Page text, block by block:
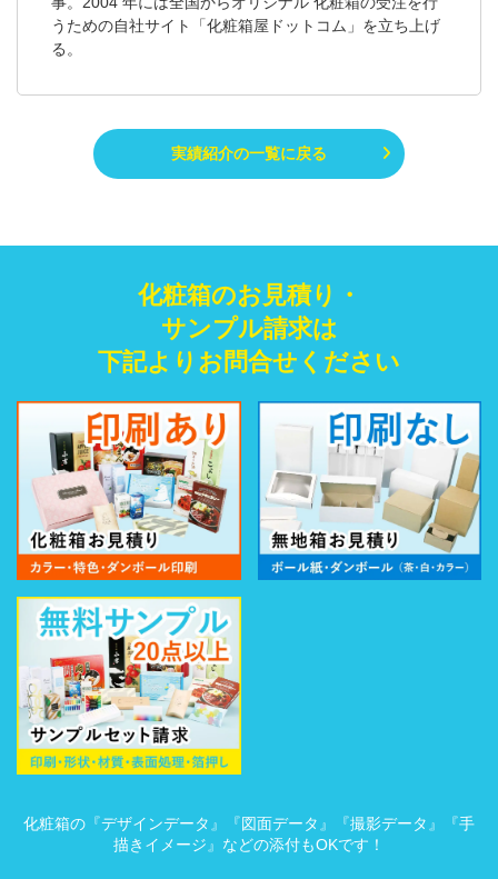
うための自社サイト「化粧箱屋ドットコム」を立ち上げ
る。
実績紹介の一覧に戻る
化粧箱のお見積り・
サンプル請求は
下記よりお問合せください
化粧箱の『デザインデータ』『図面データ』『撮影データ』『手
描きイメージ』などの添付もOKです！